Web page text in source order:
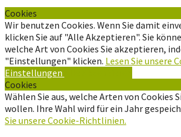
Cookies
Wir benutzen Cookies. Wenn Sie damit
klicken Sie auf "Alle Akzeptieren". Sie
welche Art von Cookies Sie akzeptieren,
"Einstellungen" klicken. Lesen Sie unsere
Einstellungen
Cookies
Wählen Sie aus, welche Arten von Cookies
wollen. Ihre Wahl wird für ein Jahr
Sie unsere Cookie-Richtlinien.